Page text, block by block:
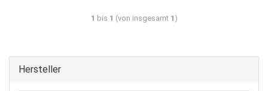
1 bis 1 (von insgesamt 1 )
Hersteller